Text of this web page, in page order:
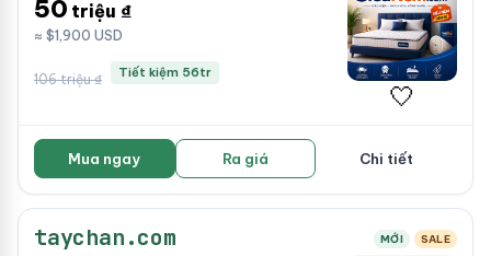
50 triệu ₫
≈ $1,900 USD
106 triệu ₫ Tiết kiệm 56tr
🤍
Mua ngay Ra giá Chi tiết
taychan.com MỚI SALE